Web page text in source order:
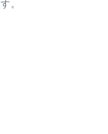
。